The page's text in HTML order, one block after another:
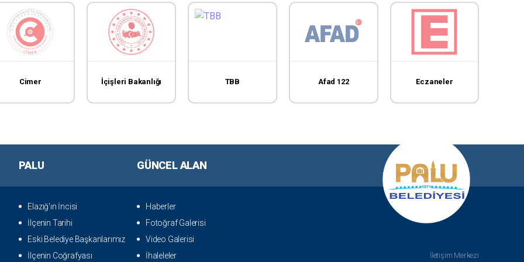
Cimer İçişleri Bakanlığı TBB Afad 122 Eczaneler
PALU
Elazığ'ın İncisi
İlçenin Tarihi
Eski Belediye Başkanlarımız
İlçenin Coğrafyası
GÜNCEL ALAN
Haberler
Fotoğraf Galerisi
Video Galerisi
İhaleleler
İletişim Merkezi